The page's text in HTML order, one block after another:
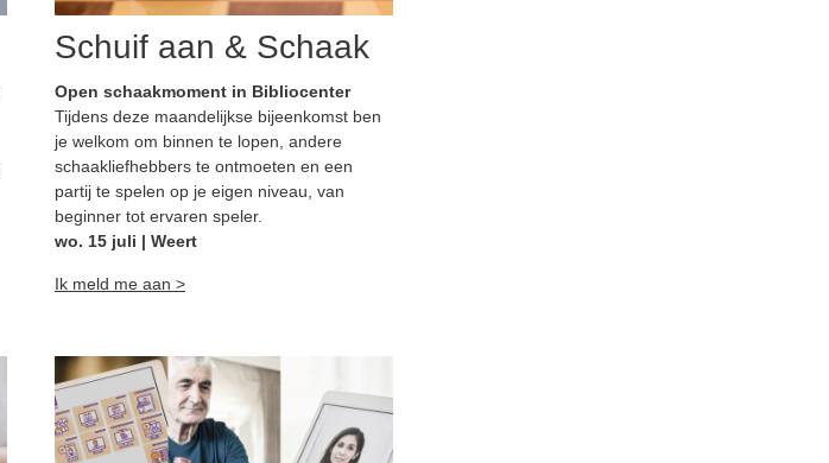
Schuif aan & Schaak
Open schaakmoment in Bibliocenter
Tijdens deze maandelijkse bijeenkomst ben
je welkom om binnen te lopen, andere
schaakliefhebbers te ontmoeten en een
partij te spelen op je eigen niveau, van
beginner tot ervaren speler.
wo. 15 juli | Weert
Ik meld me aan >